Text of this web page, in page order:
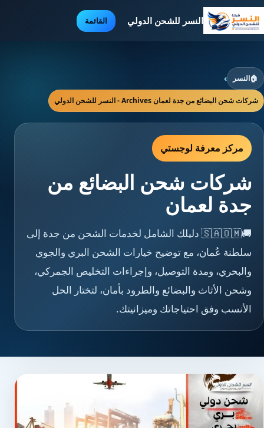
النسر للشحن الدولي القائمة
🏠النسر ›
شركات شحن البضائع من جدة لعمان Archives - النسر للشحن الدولي
مركز معرفة لوجستي
شركات شحن البضائع من
جدة لعمان
🚚🇸🇦🇴🇲 دليلك الشامل لخدمات الشحن من جدة إلى
سلطنة عُمان، مع توضيح خيارات الشحن البري والجوي
والبحري، ومدة التوصيل، وإجراءات التخليص الجمركي،
وشحن الأثاث والبضائع والطرود بأمان، لتختار الحل
الأنسب وفق احتياجاتك وميزانيتك.